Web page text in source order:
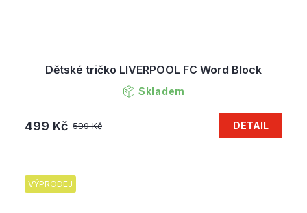
Dětské tričko LIVERPOOL FC Word Block
Skladem
599 Kč
499 Kč DETAIL
VÝPRODEJ